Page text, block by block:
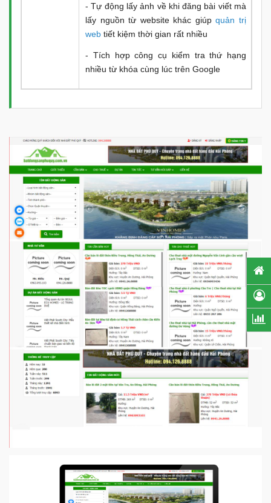
- Tự động lấy ảnh về khi đăng bài viết mà
lấy nguồn từ website khác giúpquản trị
web tiết kiệm thời gian rất nhiều
- Tích hợp công cụ kiểm tra thứ hạng
nhiều từ khóa cùng lúc trên Google